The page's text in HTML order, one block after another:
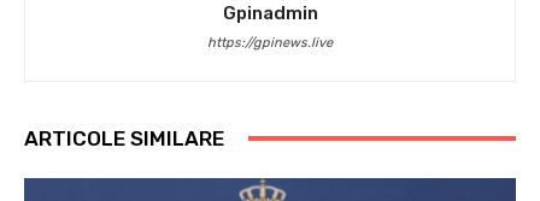
Gpinadmin
https://gpinews.live
ARTICOLE SIMILARE